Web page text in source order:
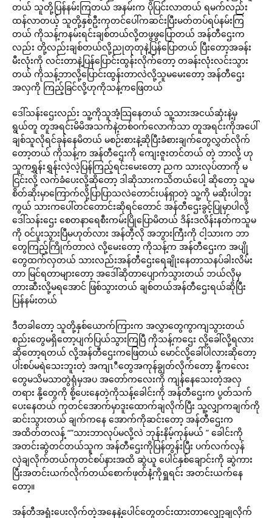
တယ် သူတို့ပြန်နမ်းကြတယ် အနမ်းက ပိုပြင်းလာတယ် ရမက်လည်း
ထန်လာတယ့် သူတို့နှစ်ဦးကုတင်ပေါ်ကဆင်းပြီးမတ်တပ်ရပ်နမ်းကြ
တယ် ကိုသန့်ကနမ်းရင်းချစ်တယ်လို့တဖွဖွပြောတယ် အန်တီဌေးက
လည်း တို့လည်းချစ်တယ်လို့ညုတုတုနဲ့ပြန်ပြောတယ် ပြီးတော့အခန်း
မီးလုံးကို လင်းတာနဲ့ပြန်ပြောင်းထွန်းလိုက်တော့ တခန်းလုံးလင်းသွား
တယ် ကိုသန့်ဘာလို့ပြောင်းထွန်းတာလဲလို့သူမမေးတော့ အန်တီဌေး
အလှကို ကြည့်ခြင်လို့ဟုကိုသန့်ကဖြေတယ်
ဒေါ်သန်းဌေးလည်း သူ့ကိုသူအံ့သြနေတယ် သူ့သားအငယ်ဆုံးနဲ့မှ
ရွယ်တူ တူအရင်းမိမိအသက်နဲ့တစ်ဝက်လောက်သာ တူအရင်းကိုအပေါ်
ချစ်သူလိုရင်ခုန်နေမိတယ် မစဉ်းစားနဲ့ဆိုပြီးခံစားချက်တွေလွှတ်လိုက်
တော့တယ် ကိုသန့်က အန်တီဌေးကို ကျေးဇူးတင်တယ် တဲ့ ဘာလို့ ဟု
သူကရွှန်းရွှန်းလဲ့လဲ့ပြန်ကြည့်ရင်းမေးတော့ ညက သားလုပ်တာကို မ
ငြင်းလို့ လက်ခံပေးလို့ဆိုတော့ ဒါဆိုသားကသိတယ်ပေါ့ ဆိုတော့ သူမ
စိတ်ဆိုးမှာကြောက်လို့ပြာပြာသလဲတောင်းပန်ရှာတဲ့ သူ့ကို မဆိုးပါဘူး
ကွယ် သားကပေါ်တင်တောင်းဆိုရင်တောင် အန်တီဌေးခွင့်ပြုမှာပါလို့
ဒေါ်သန်းဌေး စေတနာရေစီးကမ်းပြိုပြောမိတယ် ဒိန်းဒလိန်းနတ်ကသူမ
ကို ဝင်ပူးသွားပြီမဟုတ်လား အန်တီ့လို အဘွားကြီးကို ငါ့သားက ဘာ
တွေကြည့်ကြိုက်တာလဲ လို့မေးတော့ ကိုသန့်က အန်တီဌေးက အပျို
တွေထက်လှတယ် သားလည်းအန်တီဌေးရေချိုးနေတာသနပ်ခါးလိမ်း
တာ မြင်ရတာများတော့ အဒေါ်ဆိုတာပျောက်သွားတယ် ဘယ်လိုမှ
တားဆီးလို့မရအောင် ဖြစ်သွားတယ် ချစ်တယ်အန်တီဌေးရယ်ဆိုပြီး
ပြန်နမ်းတယ်
ဒီတခါတော့ သူတို့နှစ်ယောက်ကြားက အလွှာတွေကွာကျသွားတယ်
စည်းတွေမရှိတော့ပျက်ပြယ်သွားကြပြီ ကိုသန့်ကဌေး လို့ခေါ်လို့ရလား
ဆိုတော့ရတယ် လို့အန်တီဌေးကဖြေတယ် မောင်လို့ခေါ်ပါလားဆိုတော့
ပါးစပ်မရဲသေးဘူးတဲ့ အကျၤီတွေအကုန်ချွတ်လိုက်တော့ နို့ကလေး
တွေမသိမသာတွဲရုံမှအပ အတော်ကလေးကို ကျန်နေသေးတဲ့အလှ
တရား နို့တွေကို စို့ပေးနေတဲ့ကိုသန့်ခေါင်းကို အန်တီဌေးက ပွတ်သက်
ပေးနေတယ် ကုတင်အောက်မှာဒူးထောက်ချလိုက်ပြီး သူ့လျှာကချက်ကို
ဆင်းသွားတယ် ချက်ကနေ အောက်ကိုဆင်းတော့ အန်တီဌေးက
အထိတ်တလန့် “”သားဘာလုပ်မလို့လဲ ဘုန်းနိမ့်ကုန်မယ် ” ခေါင်းကို
အတင်းဆွဲတင်တယ်သူက အန်တီဌေးကိုပြန်တွန်းပြီး ပက်လက်လှန်
လှဲချလိုက်တယ်ကုတင်စပ်နားအထိ ဆွဲယူ ပေါင်နှစ်ချောင်းကို ဆွဲကား
ပြီးအတင်းယက်လိုက်တယ်စောက်ဖုတ်နံ့ကိုရှူရင်း အတင်းယက်နေ
တော့။
အန်တီအရှုံးပေးလိုက်တဲ့အနေနဲ့ပေါင်တွေတင်းထားတာလျှော့ချလိုက်